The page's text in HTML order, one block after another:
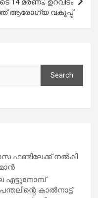
14 മരണം; ഉറവിടം
ആരോഗ്യ വകുപ്പ്
Search
ഫണ്ടിലേക്ക് നൽകി
എട്ടുനോമ്പ്
കാൽനാട്ട്